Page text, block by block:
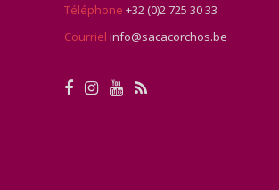
Téléphone +32 (0)2 725 30 33
Courriel info@sacacorchos.be